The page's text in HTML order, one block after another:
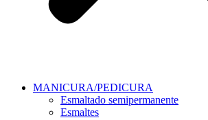
MANICURA/PEDICURA
Esmaltado semipermanente
Esmaltes